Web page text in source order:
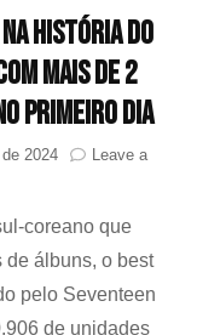
na história do
mais de 2
primeiro dia
2024
Leave a
coreano que
álbuns, o best
pelo Seventeen
de unidades